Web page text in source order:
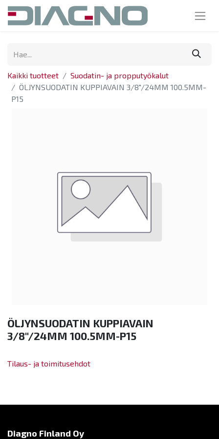
Kaikki tuotteet
Suodatin- ja propputyökalut
ÖLJYNSUODATIN KUPPIAVAIN 3/8"/24MM 100.5MM-
P15
ÖLJYNSUODATIN KUPPIAVAIN
3/8"/24MM 100.5MM-P15
Tilaus- ja toimitusehdot
Diagno Finland Oy